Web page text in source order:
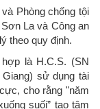
Phòng chống tội
La và Công an
theo quy định.
là H.C.S. (SN
sử dụng tài
cho rằng "năm
suối” tạo tâm